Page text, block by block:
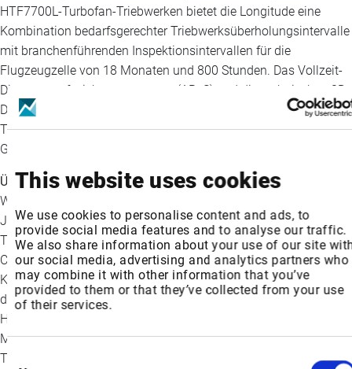
This website uses cookies
We use cookies to personalise content and ads, to
provide social media features and to analyse our traffic.
We also share information about your use of our site
our social media, advertising and analytics partners who
may combine it with other information that you’ve
provided to them or that they’ve collected from your use
of their services.
Consent
HTF7700L-Turbofan-Triebwerken bietet die Longitude eine
Kombination bedarfsgerechter Triebwerksüberholungsintervalle
mit branchenführenden Inspektionsintervallen für die
Flugzeugzelle von 18 Monaten und 800 Stunden. Das Vollzeit-
Diagnoseaufzeichnungssystem (AReS) und die technischen 3D-
Dokumentationen von Textron Aviation nutzen fortschrittliche
Technologien, um Wartungsausfallzeiten und die
Gesamtbetriebskosten zu reduzieren.
Über Textron Aviation
Wir inspirieren die Entwicklung des Fliegens. Seit mehr als 95
Jahren setzt Textron Aviation Inc., ein Unternehmen von
Textron Inc., sein kollektives Talent über die Marken Beechcraft,
Cessna und Hawker ein, um das beste Flugerlebnis für unsere
Kunden zu entwerfen und zu liefern. Mit einer Produktpalette,
die von Geschäftsflugzeugen, Turboprops und
Hochleistungskolbenflugzeugen bis hin zu Sondereinsätzen,
Militärflugzeugen und Verteidigungsprodukten reicht, verfügt
Textron Aviation über das vielseitigste und umfassendste